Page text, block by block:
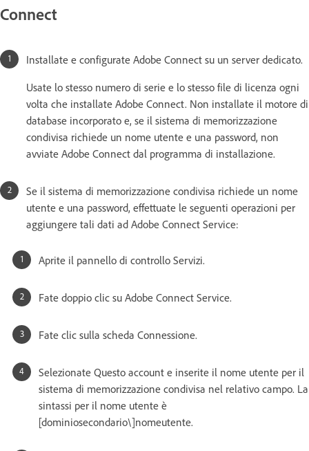
Connect
Installate e configurate Adobe Connect su un server dedicato.
Usate lo stesso numero di serie e lo stesso file di licenza ogni
volta che installate Adobe Connect. Non installate il motore di
database incorporato e, se il sistema di memorizzazione
condivisa richiede un nome utente e una password, non
avviate Adobe Connect dal programma di installazione.
Se il sistema di memorizzazione condivisa richiede un nome
utente e una password, effettuate le seguenti operazioni per
aggiungere tali dati ad Adobe Connect Service:
Aprite il pannello di controllo Servizi.
Fate doppio clic su Adobe Connect Service.
Fate clic sulla scheda Connessione.
Selezionate Questo account e inserite il nome utente per il
sistema di memorizzazione condivisa nel relativo campo. La
sintassi per il nome utente è
[dominiosecondario\]nomeutente.